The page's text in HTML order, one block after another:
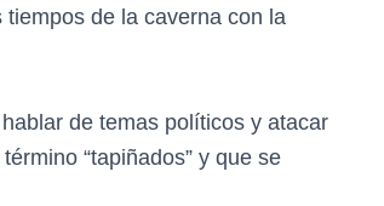
de la caverna con la
de temas políticos y atacar
“tapiñados” y que se